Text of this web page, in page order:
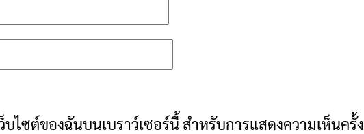
ไซต์ของฉันบนเบราว์เซอร์นี้ สำหรับการแสดงความเห็นครั้ง